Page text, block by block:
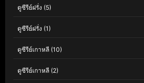
ดูซีรีย์ฝรั่ง (5)
ดูซีรีย์ฝรั่ง (1)
ดูซีรีย์เกาหลี (10)
ดูซีรีย์เกาหลี (2)